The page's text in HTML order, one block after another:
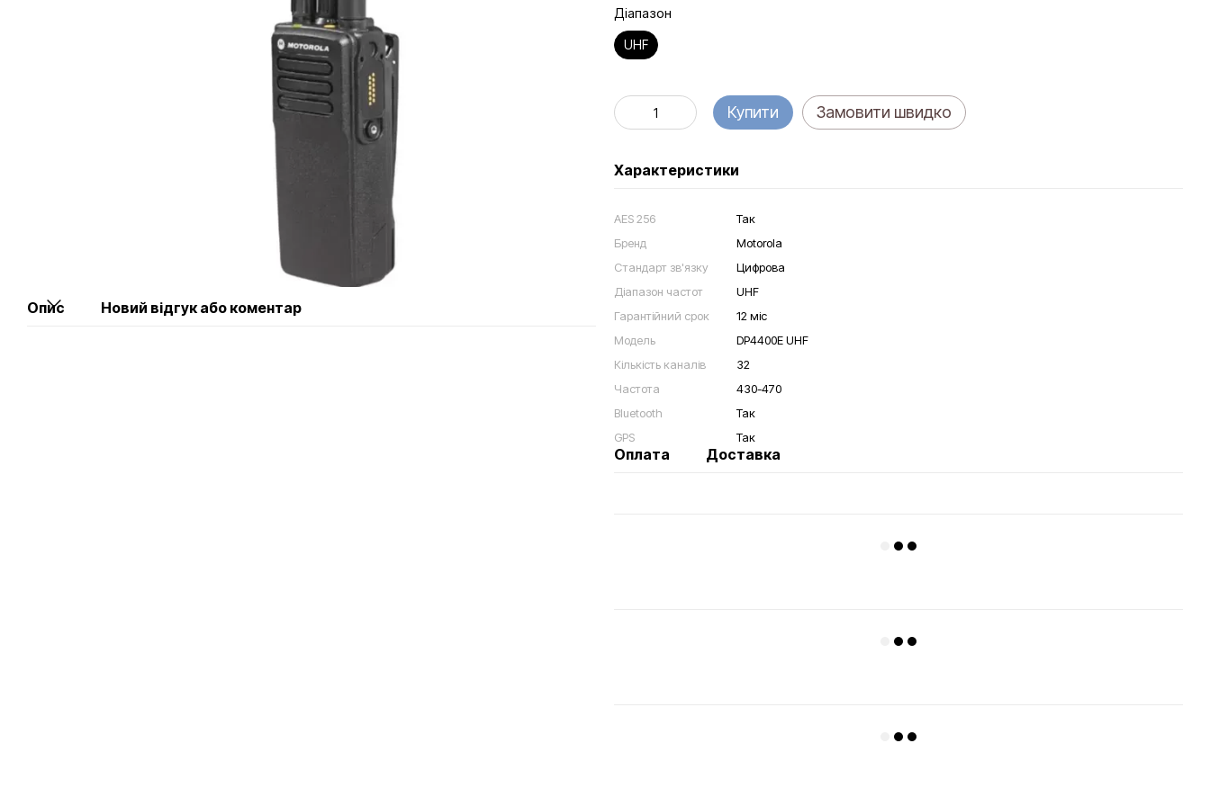
Опис Новий відгук або коментар
Діапазон
UHF
Купити Замовити швидко
Характеристики
AES 256
Так
Бренд
Motorola
Стандарт зв'язку
Цифрова
Діапазон частот
UHF
Гарантійний срок
12 міс
Модель
DP4400E UHF
Кількість каналів
32
Частота
430-470
Bluetooth
Так
GPS
Так
Оплата Доставка